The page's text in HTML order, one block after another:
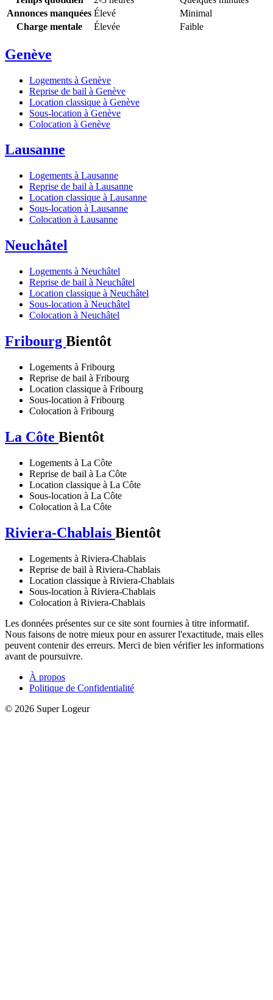
Annonces manquées Élevé
Minimal
Charge mentale
Élevée Faible
Genève
Logements à Genève
Reprise de bail à Genève
Location classique à Genève
Sous-location à Genève
Colocation à Genève
Lausanne
Logements à Lausanne
Reprise de bail à Lausanne
Location classique à Lausanne
Sous-location à Lausanne
Colocation à Lausanne
Neuchâtel
Logements à Neuchâtel
Reprise de bail à Neuchâtel
Location classique à Neuchâtel
Sous-location à Neuchâtel
Colocation à Neuchâtel
Fribourg Bientôt
Logements à Fribourg
Reprise de bail à Fribourg
Location classique à Fribourg
Sous-location à Fribourg
Colocation à Fribourg
La Côte Bientôt
Logements à La Côte
Reprise de bail à La Côte
Location classique à La Côte
Sous-location à La Côte
Colocation à La Côte
Riviera-Chablais Bientôt
Logements à Riviera-Chablais
Reprise de bail à Riviera-Chablais
Location classique à Riviera-Chablais
Sous-location à Riviera-Chablais
Colocation à Riviera-Chablais
Les données présentes sur ce site sont fournies à titre informatif.
Nous faisons de notre mieux pour en assurer l'exactitude, mais elles
peuvent contenir des erreurs. Merci de bien vérifier les informations
avant de poursuivre.
À propos
Politique de Confidentialité
© 2026 Super Logeur